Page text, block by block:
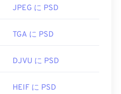
JPEG に PSD
TGA に PSD
DJVU に PSD
HEIF に PSD